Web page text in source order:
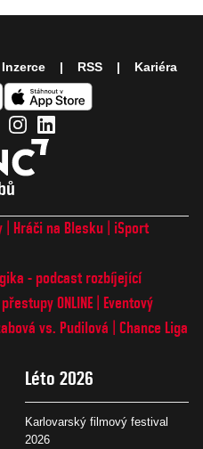
Hráči na Blesku
iSport
- podcast rozbíjející
ONLINE
Eventový
vs. Pudilová
Chance Liga
Léto 2026
Karlovarský filmový festival
2026
Inzerce RSS Kariéra